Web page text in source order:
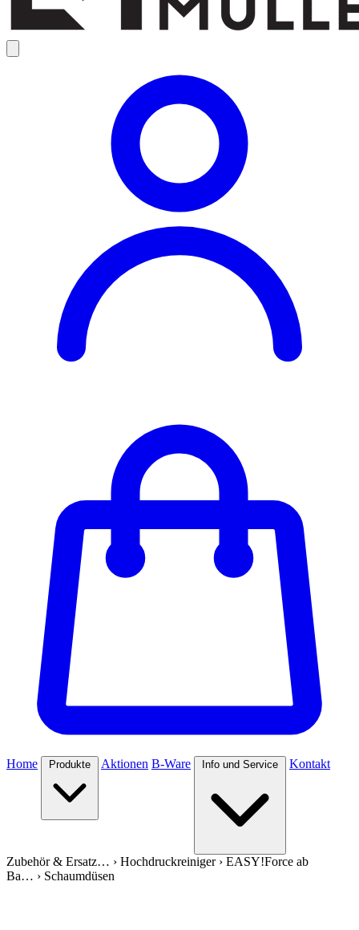
Home Produkte Aktionen B-Ware Info und Service Kontakt
Zubehör & Ersatz… › Hochdruckreiniger› EASY!Force ab
Ba… › Schaumdüsen